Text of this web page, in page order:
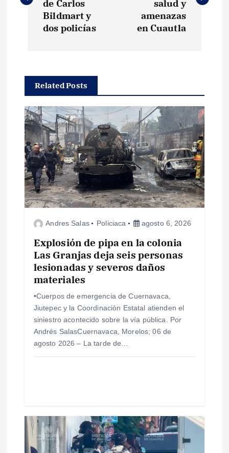
v
a
c
ó
n
d
a
s
de Carlos
Bildmart y
dos policías
salud y
amenazas
en Cuautla
Related Posts
Andres Salas Policiaca agosto 6, 2026
Explosión de pipa en la colonia
Las Granjas deja seis personas
lesionadas y severos daños
materiales
•Cuerpos de emergencia de Cuernavaca,
Jiutepec y la Coordinación Estatal atienden el
siniestro acontecido sobre la vía pública. Por
Andrés SalasCuernavaca, Morelos; 06 de
agosto 2026 – La tarde de…